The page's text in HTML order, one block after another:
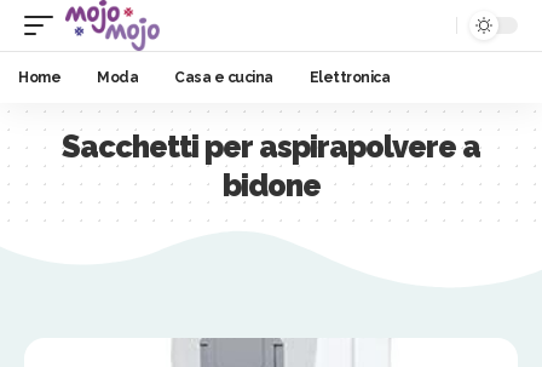
Home Moda Casa e cucina Elettronica
Sacchetti per aspirapolvere a
bidone